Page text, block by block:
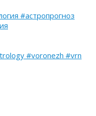
#астропрогноз
#voronezh #vrn